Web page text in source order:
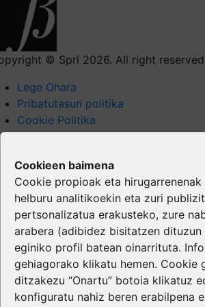
Cookieen baimena
Cookie propioak eta
helburu analitikoekin eta zuri
pertsonalizatua erakusteko, zure
arabera (adibidez bisitatzen dituzun
eginiko profil batean oinarrituta.
gehiagorako klikatu hemen. Cookie
ditzakezu “Onartu” botoia klikatuz
konfiguratu nahiz beren erabilpena
© Spri 2026. All right reserved
Lege Ohara
Pribatutasun politika
Cookie Politika
Webeko edukia eta estekak